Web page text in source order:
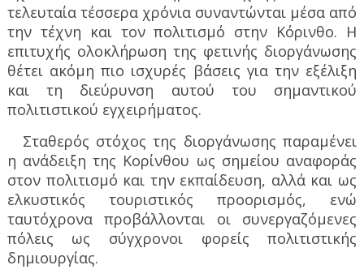
τελευταία τέσσερα χρόνια συναντώνται μέσα από
την τέχνη και τον πολιτισμό στην Κόρινθο. Η
επιτυχής ολοκλήρωση της φετινής διοργάνωσης
θέτει ακόμη πιο ισχυρές βάσεις για την εξέλιξη
και τη διεύρυνση αυτού του σημαντικού
πολιτιστικού εγχειρήματος.
Σταθερός στόχος της διοργάνωσης παραμένει
η ανάδειξη της Κορίνθου ως σημείου αναφοράς
στον πολιτισμό και την εκπαίδευση, αλλά και ως
ελκυστικός τουριστικός προορισμός, ενώ
ταυτόχρονα προβάλλονται οι συνεργαζόμενες
πόλεις ως σύγχρονοι φορείς πολιτιστικής
δημιουργίας.